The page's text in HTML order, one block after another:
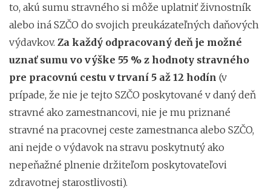
to, akú sumu stravného si môže uplatniť živnostník
alebo iná SZČO do svojich preukázateľných daňových
výdavkov. Za každý odpracovaný deň je možné
uznať sumu vo výške 55 % z hodnoty stravného
pre pracovnú cestu v trvaní 5 až 12 hodín (v
prípade, že nie je tejto SZČO poskytované v daný deň
stravné ako zamestnancovi, nie je mu priznané
stravné na pracovnej ceste zamestnanca alebo SZČO,
ani nejde o výdavok na stravu poskytnutý ako
nepeňažné plnenie držiteľom poskytovateľovi
zdravotnej starostlivosti).